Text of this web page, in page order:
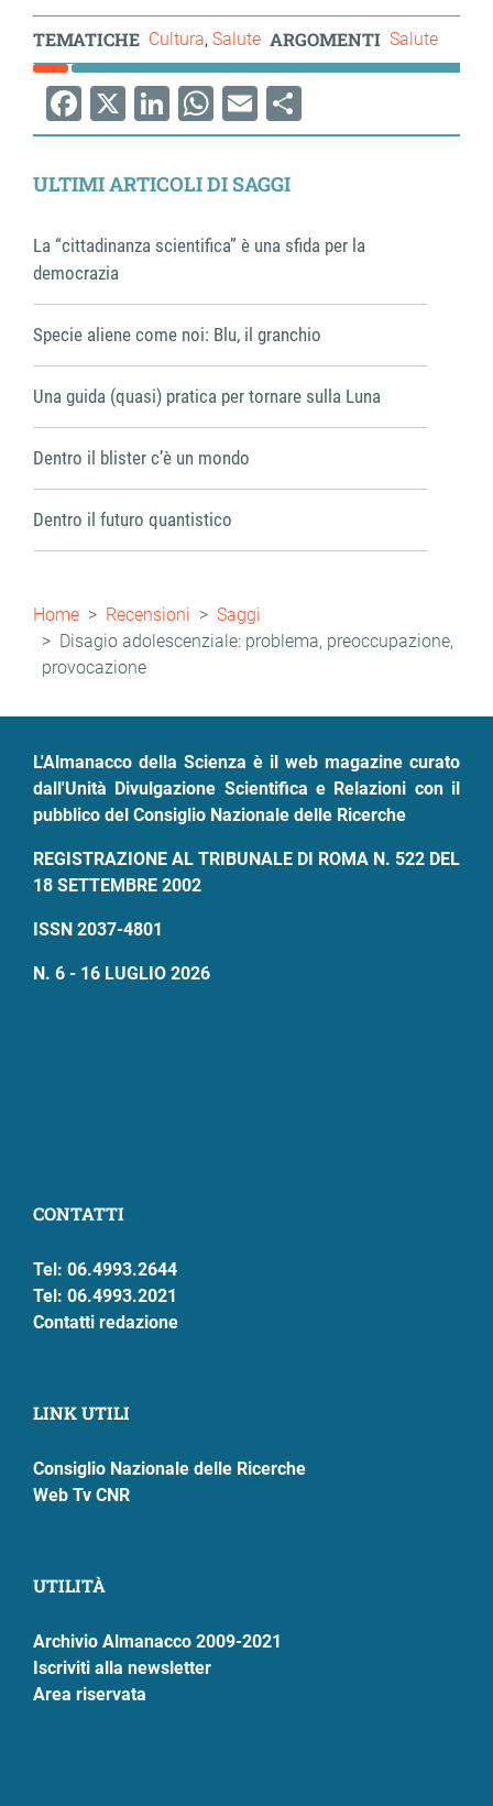
TEMATICHE Cultura Salute ARGOMENTI Salute
Facebook
X LinkedIn
WhatsApp
EmailShare
ULTIMI ARTICOLI DI SAGGI
La “cittadinanza scientifica” è una sfida per la
democrazia
Specie aliene come noi: Blu, il granchio
Una guida (quasi) pratica per tornare sulla Luna
Dentro il blister c’è un mondo
Dentro il futuro quantistico
Briciole
di
pane
Home Recensioni
Saggi
Disagio adolescenziale: problema, preoccupazione,
provocazione
L'Almanacco della Scienza è il web magazine curato
dall'Unità Divulgazione Scientifica e Relazioni con il
pubblico del Consiglio Nazionale delle Ricerche
REGISTRAZIONE AL TRIBUNALE DI ROMA N. 522 DEL
18 SETTEMBRE 2002
ISSN 2037-4801
N. 6 - 16 LUGLIO 2026
CONTATTI
Tel: 06.4993.2644
Tel: 06.4993.2021
Contatti redazione
LINK UTILI
Consiglio Nazionale delle Ricerche
Web Tv CNR
UTILITÀ
Archivio Almanacco 2009-2021
Iscriviti alla newsletter
Area riservata